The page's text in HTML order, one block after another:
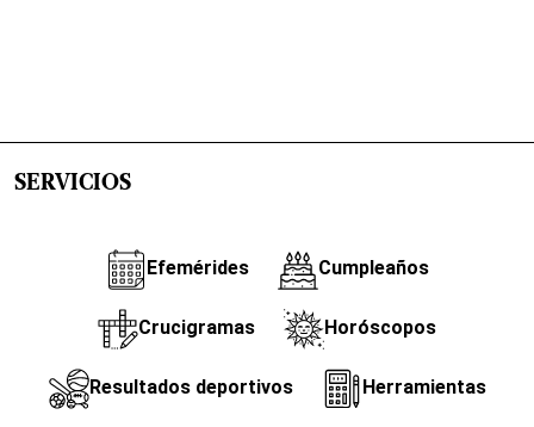
SERVICIOS
Efemérides Cumpleaños
Crucigramas Horóscopos
Resultados deportivos Herramientas